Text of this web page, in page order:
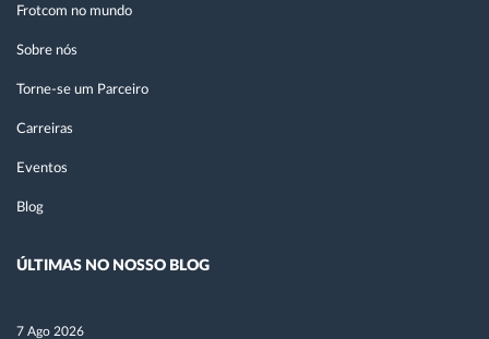
Frotcom no mundo
Sobre nós
Torne-se um Parceiro
Carreiras
Eventos
Blog
ÚLTIMAS NO NOSSO BLOG
7 Ago 2026